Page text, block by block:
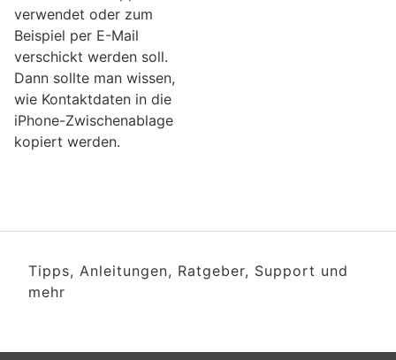
verwendet oder zum
Beispiel per E-Mail
verschickt werden soll.
Dann sollte man wissen,
wie Kontaktdaten in die
iPhone-Zwischenablage
kopiert werden.
Tipps, Anleitungen, Ratgeber, Support und
mehr